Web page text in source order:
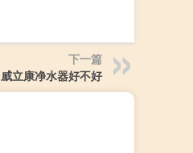
下一篇
威立康净水器好不好